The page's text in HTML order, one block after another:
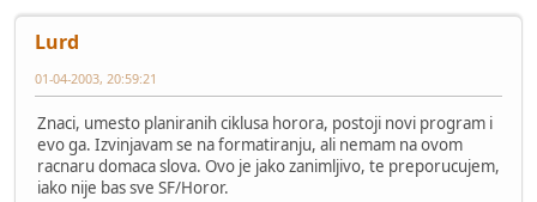
Lurd
01-04-2003, 20:59:21
Znaci, umesto planiranih ciklusa horora, postoji novi program i
evo ga. Izvinjavam se na formatiranju, ali nemam na ovom
racnaru domaca slova. Ovo je jako zanimljivo, te preporucujem,
iako nije bas sve SF/Horor.